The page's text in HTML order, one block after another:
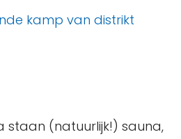
kamp van distrikt
(natuurlijk!) sauna,